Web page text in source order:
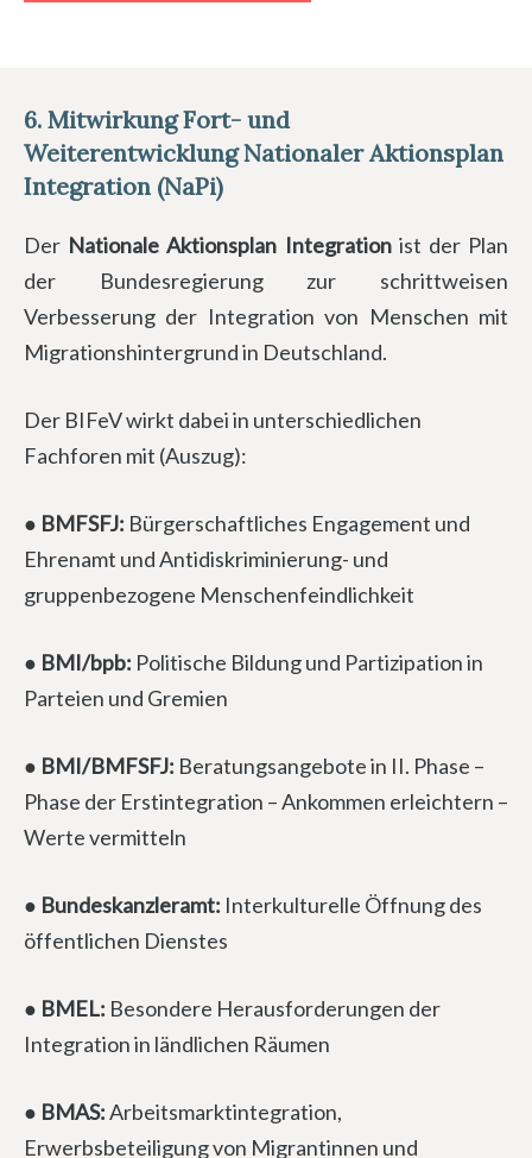
6. Mitwirkung Fort- und
Weiterentwicklung Nationaler Aktionsplan
Integration (NaPi)
Der Nationale Aktionsplan Integration ist der Plan
der Bundesregierung zur schrittweisen
Verbesserung der Integration von Menschen mit
Migrationshintergrund in Deutschland.
Der BIFeV wirkt dabei in unterschiedlichen
Fachforen mit (Auszug):
● BMFSFJ: Bürgerschaftliches Engagement und
Ehrenamt und Antidiskriminierung- und
gruppenbezogene Menschenfeindlichkeit
● BMI/bpb: Politische Bildung und Partizipation in
Parteien und Gremien
● BMI/BMFSFJ: Beratungsangebote in II. Phase –
Phase der Erstintegration – Ankommen erleichtern –
Werte vermitteln
● Bundeskanzleramt: Interkulturelle Öffnung des
öffentlichen Dienstes
● BMEL: Besondere Herausforderungen der
Integration in ländlichen Räumen
● BMAS:Arbeitsmarktintegration,
Erwerbsbeteiligung von Migrantinnen und